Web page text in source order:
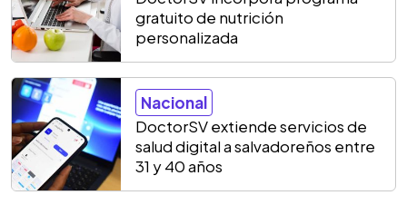
gratuito de nutrición
personalizada
Nacional
DoctorSV extiende servicios de
salud digital a salvadoreños entre
31 y 40 años